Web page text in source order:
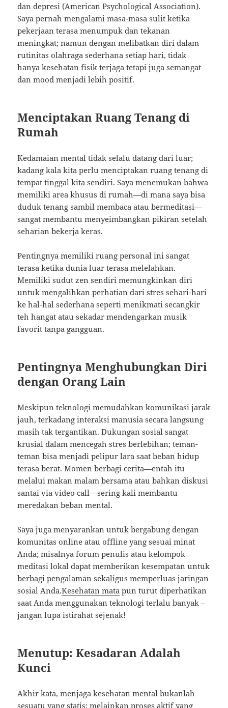
dan depresi (American Psychological Association).
Saya pernah mengalami masa-masa sulit ketika
pekerjaan terasa menumpuk dan tekanan
meningkat; namun dengan melibatkan diri dalam
rutinitas olahraga sederhana setiap hari, tidak
hanya kesehatan fisik terjaga tetapi juga semangat
dan mood menjadi lebih positif.
Menciptakan Ruang Tenang di
Rumah
Kedamaian mental tidak selalu datang dari luar;
kadang kala kita perlu menciptakan ruang tenang di
tempat tinggal kita sendiri. Saya menemukan bahwa
memiliki area khusus di rumah—di mana saya bisa
duduk tenang sambil membaca atau bermeditasi—
sangat membantu menyeimbangkan pikiran setelah
seharian bekerja keras.
Pentingnya memiliki ruang personal ini sangat
terasa ketika dunia luar terasa melelahkan.
Memiliki sudut zen sendiri memungkinkan diri
untuk mengalihkan perhatian dari stres sehari-hari
ke hal-hal sederhana seperti menikmati secangkir
teh hangat atau sekadar mendengarkan musik
favorit tanpa gangguan.
Pentingnya Menghubungkan Diri
dengan Orang Lain
Meskipun teknologi memudahkan komunikasi jarak
jauh, terkadang interaksi manusia secara langsung
masih tak tergantikan. Dukungan sosial sangat
krusial dalam mencegah stres berlebihan; teman-
teman bisa menjadi pelipur lara saat beban hidup
terasa berat. Momen berbagi cerita—entah itu
melalui makan malam bersama atau bahkan diskusi
santai via video call—sering kali membantu
meredakan beban mental.
Saya juga menyarankan untuk bergabung dengan
komunitas online atau offline yang sesuai minat
Anda; misalnya forum penulis atau kelompok
meditasi lokal dapat memberikan kesempatan untuk
berbagi pengalaman sekaligus memperluas jaringan
sosial Anda.Kesehatan mata pun turut diperhatikan
saat Anda menggunakan teknologi terlalu banyak –
jangan lupa istirahat sejenak!
Menutup: Kesadaran Adalah
Kunci
Akhir kata, menjaga kesehatan mental bukanlah
sesuatu yang statis; melainkan proses aktif yang